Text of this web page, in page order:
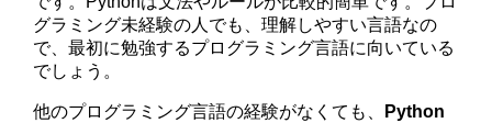
グラミング未経験の人でも、理解しやすい言語なの
で、最初に勉強するプログラミング言語に向いている
でしょう。
他のプログラミング言語の経験がなくても、
Python